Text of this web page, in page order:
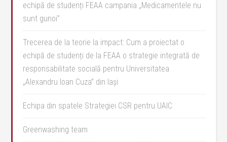
echipă de studenți FEAA campania „Medicamentele nu
sunt gunoi”
Trecerea de la teorie la impact: Cum a proiectat o
echipă de studenți de la FEAA o strategie integrată de
responsabilitate socială pentru Universitatea
„Alexandru Ioan Cuza” din Iași
Echipa din spatele Strategiei CSR pentru UAIC
Greenwashing team